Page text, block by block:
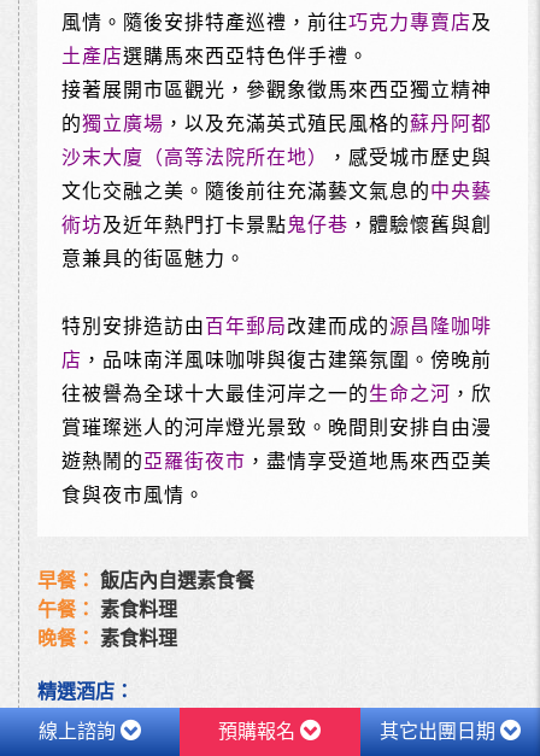
風情。隨後安排特產巡禮，前往巧克力專賣店及
土產店選購馬來西亞特色伴手禮。
接著展開市區觀光，參觀象徵馬來西亞獨立精神
的獨立廣場 ，以及充滿英式殖民風格的蘇丹阿都
沙末大廈（高等法院所在地）
，感受城市歷史與
文化交融之美。隨後前往充滿藝文氣息的中央藝
術坊及近年熱門打卡景點鬼仔巷 ，體驗懷舊與創
意兼具的街區魅力。
特別安排造訪由百年郵局改建而成的源昌隆咖啡
店 ，品味南洋風味咖啡與復古建築氛圍。傍晚前
往被譽為全球十大最佳河岸之一的生命之河 ，欣
賞璀璨迷人的河岸燈光景致。晚間則安排自由漫
遊熱鬧的 亞羅街夜市 ，盡情享受道地馬來西亞美
食與夜市風情。
早餐： 飯店內自選素食餐
午餐： 素食料理
晚餐： 素食料理
精選酒店：
吉隆坡斯特格飯店或 吉隆坡Trion美居酒店 或 美利亞怡思
線上諮詢 預購報名 其它出團日期